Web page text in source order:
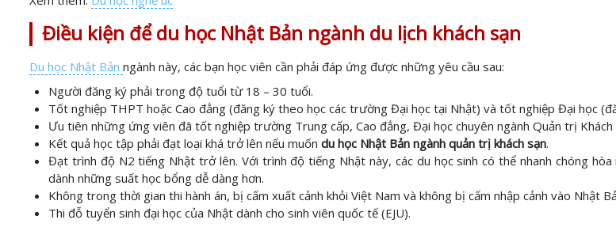
Điều kiện để du học Nhật Bản ngành du lịch khách sạn
Du học Nhật Bản ngành này, các bạn học viên cần phải đáp ứng được những yêu cầu sau:
Người đăng ký phải trong độ tuổi từ 18 – 30 tuổi.
Tốt nghiệp THPT hoặc Cao đẳng (đăng ký theo học các trường Đại học tại Nhật) và tốt nghiệp Đại học
Ưu tiên những ứng viên đã tốt nghiệp trường Trung cấp, Cao đẳng, Đại học chuyên ngành Quản trị Khách
Kết quả học tập phải đạt loại khá trở lên nếu muốn du học Nhật Bản ngành quản trị khách sạn.
Đạt trình độ N2 tiếng Nhật trở lên. Với trình độ tiếng Nhật này, các du học sinh có thể nhanh chóng
dành những suất học bổng dễ dàng hơn.
Không trong thời gian thi hành án, bị cấm xuất cảnh khỏi Việt Nam và không bị cấm nhập cảnh vào Nhật
Thi đỗ tuyển sinh đại học của Nhật dành cho sinh viên quốc tế (EJU).